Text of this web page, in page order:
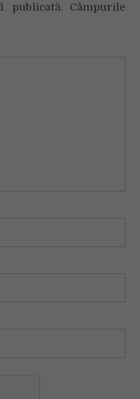
Câmpurile